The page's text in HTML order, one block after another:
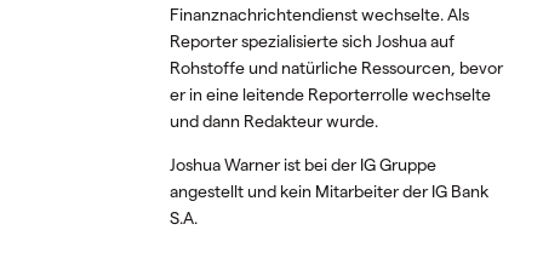
Finanznachrichtendienst wechselte. Als
Reporter spezialisierte sich Joshua auf
Rohstoffe und natürliche Ressourcen, bevor
er in eine leitende Reporterrolle wechselte
und dann Redakteur wurde.
Joshua Warner ist bei der IG Gruppe
angestellt und kein Mitarbeiter der IG Bank
S.A.